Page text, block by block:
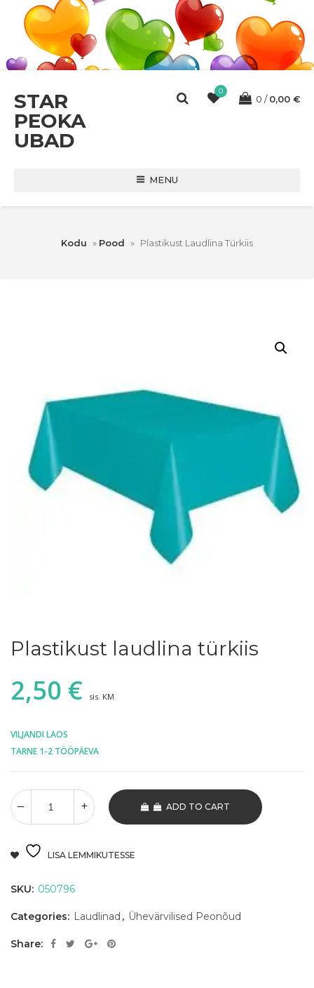
STAR
PEOKA
UBAD
0
0 0,00 €
MENU
Kodu » Pood » Plastikust Laudlina Türkiis
Plastikust laudlina türkiis
2,50 € sis. KM
VILJANDI LAOS
TARNE 1-2 TÖÖPÄEVA
ADD TO CART
LISA LEMMIKUTESSE
SKU: 050796
Categories: Laudlinad , Ühevärvilised Peonõud
Share: